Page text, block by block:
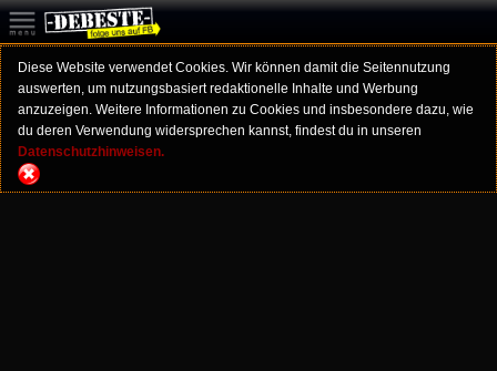
Diese Website verwendet Cookies. Wir können damit die Seitennutzung
auswerten, um nutzungsbasiert redaktionelle Inhalte und Werbung
anzuzeigen. Weitere Informationen zu Cookies und insbesondere dazu, wie
du deren Verwendung widersprechen kannst, findest du in unseren
Datenschutzhinweisen.